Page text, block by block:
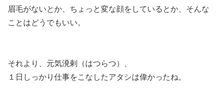
眉毛がないとか、ちょっと変な顔をしているとか、そんな
ことはどうでもいい。
それより、元気溌剌（はつらつ）、
１日しっかり仕事をこなしたアタシは偉かったね。